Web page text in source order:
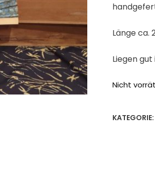
Länge ca.
Liegen
Nicht
KATEGORIE: